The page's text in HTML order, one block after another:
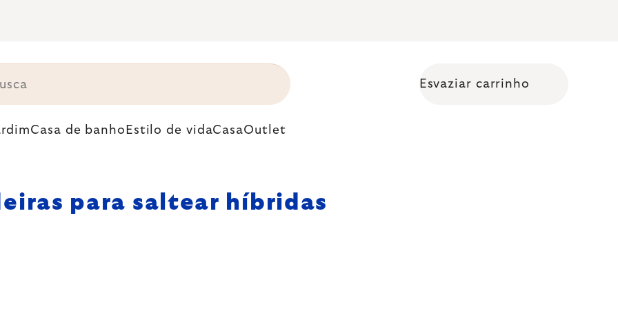
Esvaziar carrinho
Casa de banho Estilo de vidaCasaOutlet
para saltear híbridas